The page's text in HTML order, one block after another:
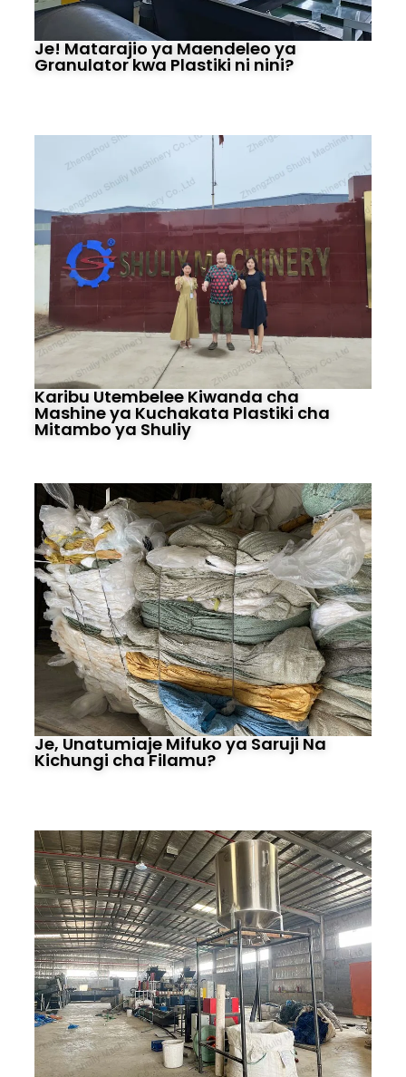
Je! Matarajio ya Maendeleo ya
Granulator kwa Plastiki ni nini?
Karibu Utembelee Kiwanda cha
Mashine ya Kuchakata Plastiki cha
Mitambo ya Shuliy
Je, Unatumiaje Mifuko ya Saruji Na
Kichungi cha Filamu?